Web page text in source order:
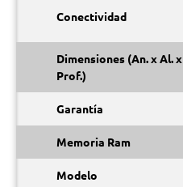
Conectividad
Dimensiones (An. x Al. x
Prof.)
Garantía
Memoria Ram
Modelo